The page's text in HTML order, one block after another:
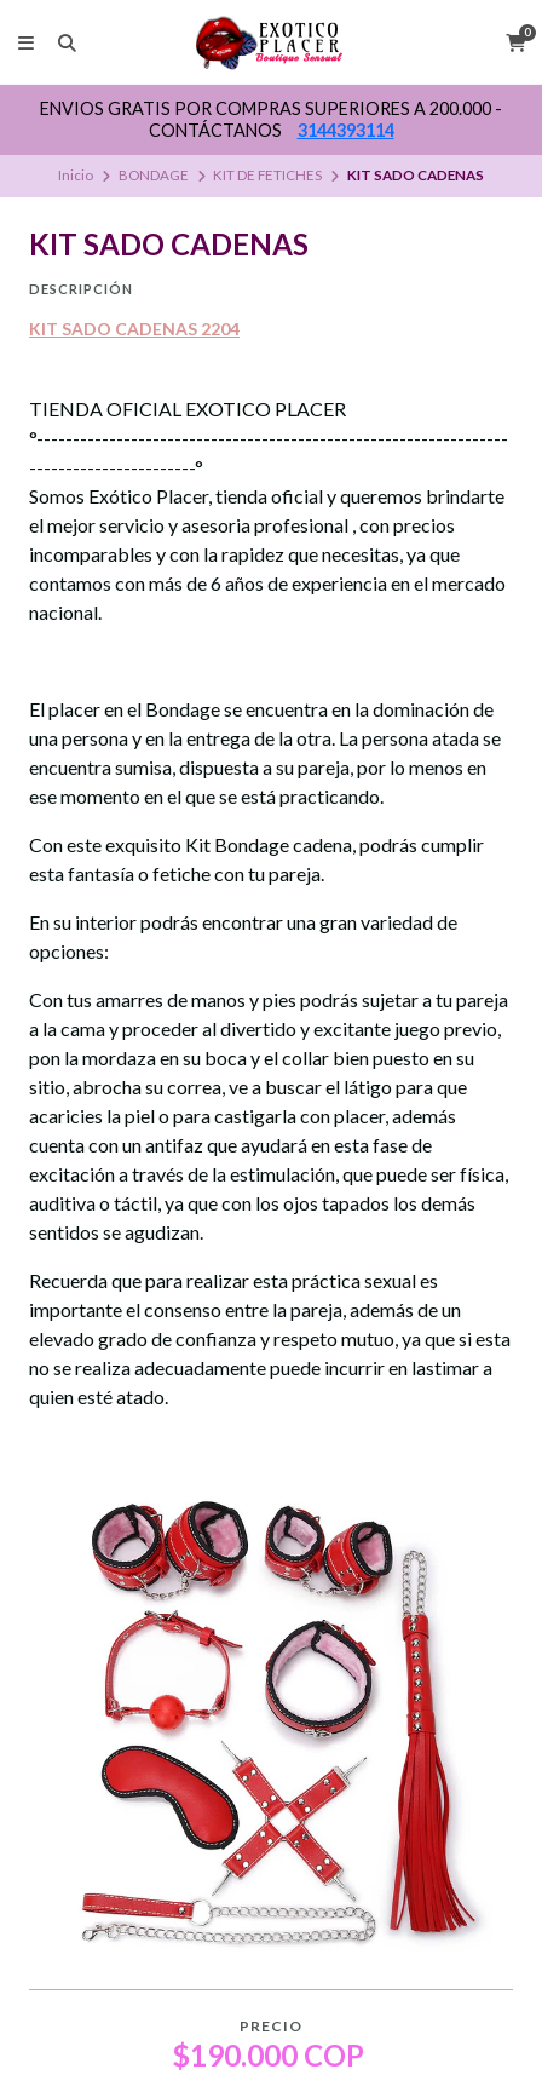
0
ENVIOS GRATIS POR COMPRAS SUPERIORES A 200.000 -
CONTÁCTANOS
3144393114
Inicio BONDAGE KIT DE FETICHES KIT SADO CADENAS
KIT SADO CADENAS
DESCRIPCIÓN
KIT SADO CADENAS 2204
TIENDA OFICIAL EXOTICO PLACER
°-----------------------------------------------------------------
-----------------------°
Somos Exótico Placer, tienda oficial y queremos brindarte
el mejor servicio y asesoria profesional , con precios
incomparables y con la rapidez que necesitas, ya que
contamos con más de 6 años de experiencia en el mercado
nacional.
El placer en el Bondage se encuentra en la dominación de
una persona y en la entrega de la otra. La persona atada se
encuentra sumisa, dispuesta a su pareja, por lo menos en
ese momento en el que se está practicando.
Con este exquisito Kit Bondage cadena, podrás cumplir
esta fantasía o fetiche con tu pareja.
En su interior podrás encontrar una gran variedad de
opciones:
Con tus amarres de manos y pies podrás sujetar a tu pareja
a la cama y proceder al divertido y excitante juego previo,
pon la mordaza en su boca y el collar bien puesto en su
sitio, abrocha su correa, ve a buscar el látigo para que
acaricies la piel o para castigarla con placer, además
cuenta con un antifaz que ayudará en esta fase de
excitación a través de la estimulación, que puede ser física,
auditiva o táctil, ya que con los ojos tapados los demás
sentidos se agudizan.
Recuerda que para realizar esta práctica sexual es
importante el consenso entre la pareja, además de un
elevado grado de confianza y respeto mutuo, ya que si esta
no se realiza adecuadamente puede incurrir en lastimar a
quien esté atado.
PRECIO
$190.000 COP